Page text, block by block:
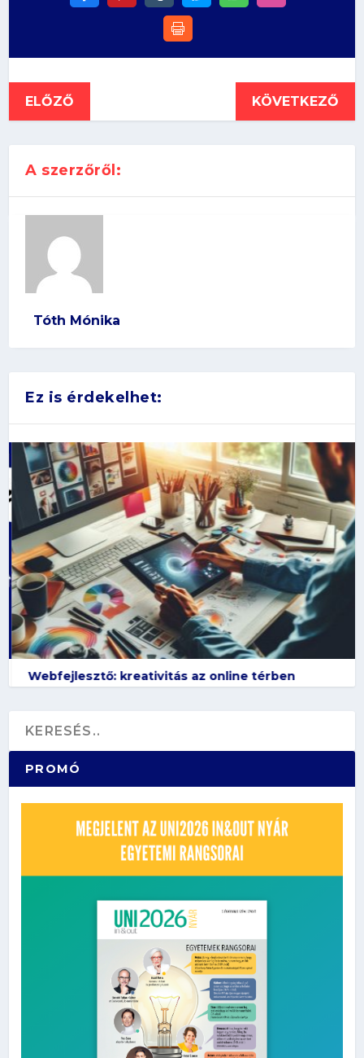
ELŐZŐ KÖVETKEZŐ
A szerzőről:
Tóth Mónika
Ez is érdekelhet:
Webfejlesztő: kreativitás az online térben
PROMÓ